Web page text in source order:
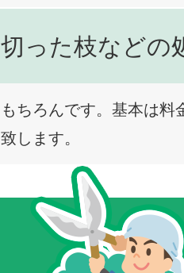
切った枝などの
もちろんです。基本は
致します。